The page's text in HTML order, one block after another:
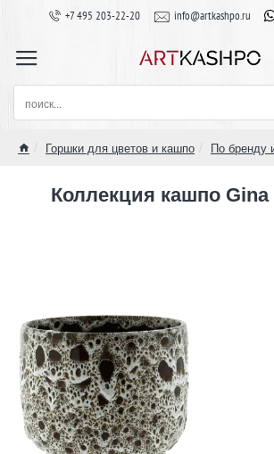
+7 495 203-22-20 info@artkashpo.ru
поиск...
Горшки для цветов и кашпо По бренду
Коллекция кашпо Gina